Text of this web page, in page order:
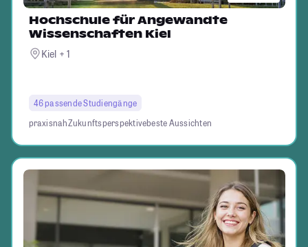
Hochschule für Angewandte
Wissenschaften Kiel
Kiel + 1
46 passende Studiengänge
praxisnahZukunftsperspektivebeste Aussichten